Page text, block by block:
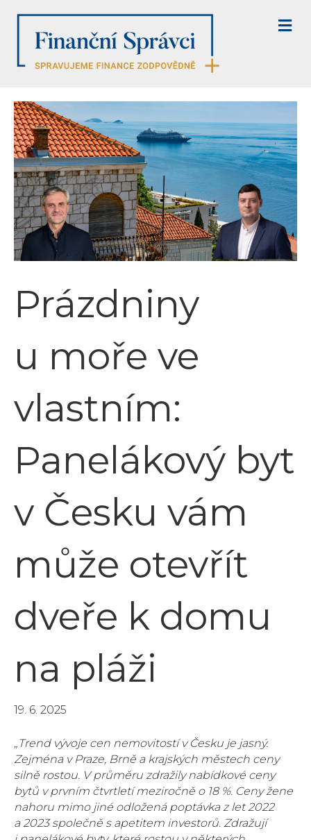
M
E
Prázdniny
u moře ve
vlastním:
Panelákový byt
v Česku vám
může otevřít
dveře k domu
na pláži
19. 6. 2025
„Trend vývoje cen nemovitostí v Česku je jasný.
Zejména v Praze, Brně a krajských městech ceny
silně rostou. V průměru zdražily nabídkové ceny
bytů v prvním čtvrtletí meziročně o 18 %. Ceny žene
nahoru mimo jiné odložená poptávka z let 2022
a 2023 společně s apetitem investorů. Zdražují